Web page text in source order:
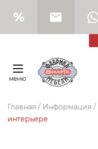
меню
Главная / Информация /
интерьере